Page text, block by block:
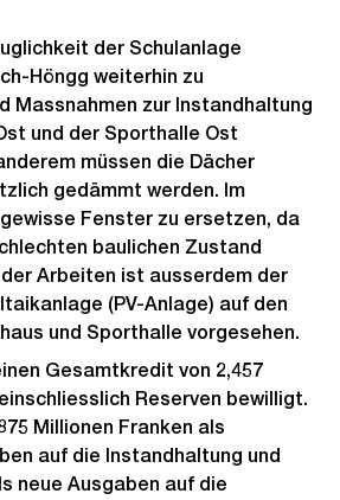
der Schulanlage
Höngg weiterhin zu
Massnahmen zur Instandhaltung
und der Sporthalle Ost
müssen die Dächer
gedämmt werden. Im
Fenster zu ersetzen, da
baulichen Zustand
Arbeiten ist ausserdem der
(PV-Anlage) auf den
und Sporthalle vorgesehen.
Gesamtkredit von 2,457
Reserven bewilligt.
Millionen Franken als
auf die Instandhaltung und
neue Ausgaben auf die